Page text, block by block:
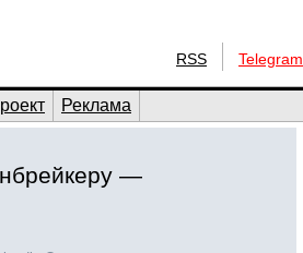
RSS Telegram
Реклама
—